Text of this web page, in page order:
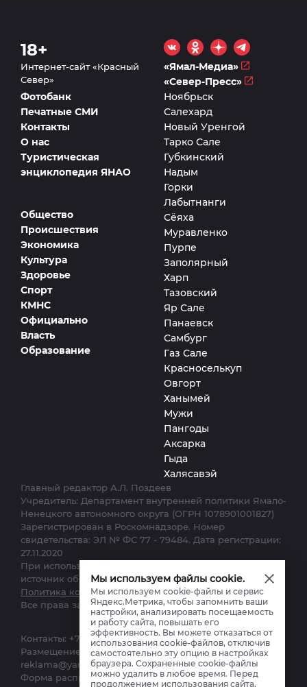
Мы используем файлы cookie.
Мы используем cookie-файлы и сервис
Яндекс.Метрика, чтобы запомнить ваши
настройки, анализировать посещаемость
и работу сайта, повышать его
эффективность. Вы можете отказаться от
использования cookie-файлов, отключив
самостоятельно эту опцию в настройках
браузера. Сохраненные cookie-файлы
можно удалить в любое время. Перед
продолжением использования сайта,
18+
Интернет-сайт «Красный
Север»
«Ямал-Медиа»
«Север-Пресс»
Общество
Происшествия
Экономика
Культура
Здоровье
Спорт
КМНС
Официально
Власть
Образование
Фотобанк
Печатные СМИ
Контакты
О нас
Туристическая
энциклопедия ЯНАО
Ноябрьск
Салехард
Новый Уренгой
Тарко Сале
Губкинский
Надым
Горки
Лабытнанги
Сёяха
Муравленко
Пурпе
Заполярный
Харп
Тазовский
Яр Сале
Панаевск
Самбург
Газ Сале
Красноселькуп
Овгорт
Ханымей
Мужи
Пангоды
Аксарка
Гыда
Халясавэй
Главный редактор А.Л. Поздеев
Учредитель: Департамент внутренней политики Ямало-
Ненецкого автономного округа (ОГРН 1078901001827)
Зарегистрирован в Роскомнадзоре. Номер
свидетельства: ЭЛ № ФС 77 - 79484. Дата регистрации:
27.11.2020
При использовании материалов сайта ссылка на
источник обязательна.
Политика конфиденциальности.
Все права защищены. © 2012–2025
Контакты: +7 (34922) 7-12-62, ks-yanao@yamal-media.ru
Размещение, реклама: +7(34922) 4-27-28
reklama@yamal-media.ru
Форма распространения: Сетевое издание